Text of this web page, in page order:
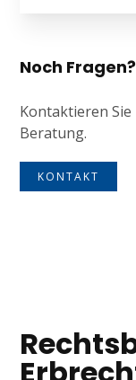
Noch Fragen?
Kontaktieren
Beratung.
KONTAKT